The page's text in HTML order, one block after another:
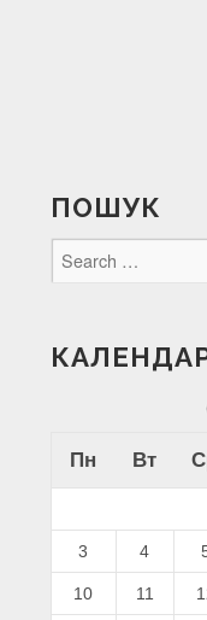
ПОШУК
Пн Вт
3 4
10 11